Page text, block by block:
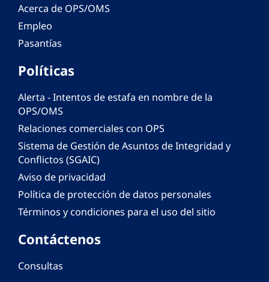
Acerca de OPS/OMS
Empleo
Pasantías
Políticas
Alerta - Intentos de estafa en nombre de la
OPS/OMS
Relaciones comerciales con OPS
Sistema de Gestión de Asuntos de Integridad y
Conflictos (SGAIC)
Aviso de privacidad
Política de protección de datos personales
Términos y condiciones para el uso del sitio
Contáctenos
Consultas